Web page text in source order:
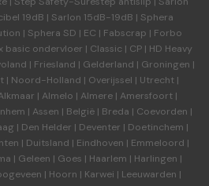
19dB | Sarlon 15dB-19dB | Sphera
| Sphera SD | EC | Fabscrap | Forbo
basic ondervloer | Classic | CP| HD Heavy
| Friesland | Gelderland | Groningen |
| Noord-Holland | Overijssel | Utrecht|
| Almelo | Almere | Amersfoort |
| Assen | België| Breda | Coevorden |
| Den Helder | Deventer | Doetinchem |
| Duitsland | Eindhoven | Emmeloord |
| Geleen | Goes | Haarlem | Harlingen |
| Hoorn | Karwei | Leeuwarden |